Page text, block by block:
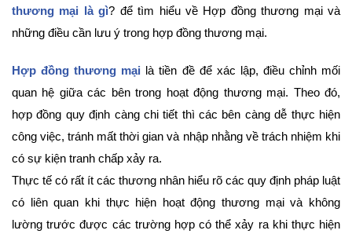
thương mại là gì? để tìm hiểu về Hợp đồng thương mại và
những điều cần lưu ý trong hợp đồng thương mại.
Hợp đồng thương mại là tiền đề để xác lập, điều chỉnh mối
quan hệ giữa các bên trong hoạt động thương mại. Theo đó,
hợp đồng quy định càng chi tiết thì các bên càng dễ thực hiện
công việc, tránh mất thời gian và nhập nhằng về trách nhiệm khi
có sự kiện tranh chấp xảy ra.
Thực tế có rất ít các thương nhân hiểu rõ các quy định pháp luật
có liên quan khi thực hiện hoạt động thương mại và không
lường trước được các trường hợp có thể xảy ra khi thực hiện